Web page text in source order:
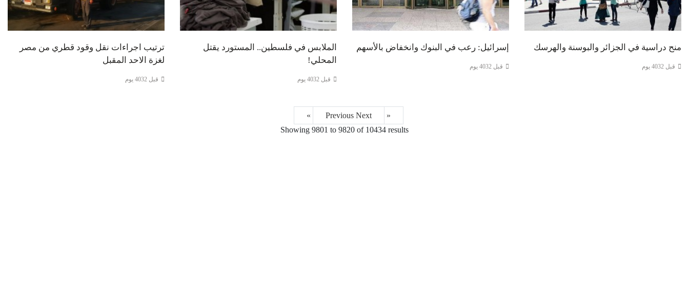
منح دراسية في الجزائر والبوسنة والهرسك
قبل 4032 يوم
إسرائيل: رعب في البنوك وانخفاض بالأسهم
قبل 4032 يوم
الملابس في فلسطين.. المستورد يقتل
المحلي!
قبل 4032 يوم
ترتيب اجراءات نقل وقود قطري من مصر
لغزة الاحد المقبل
قبل 4032 يوم
« Previous
Next »
Showing 9801 to 9820 of 10434 results